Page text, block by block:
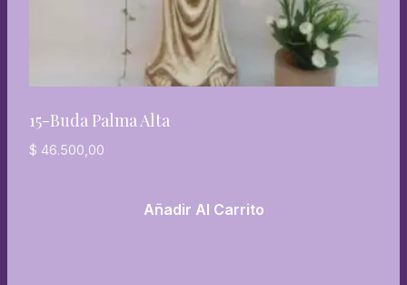
15-Buda Palma Alta
$ 46.500,00
Añadir Al Carrito